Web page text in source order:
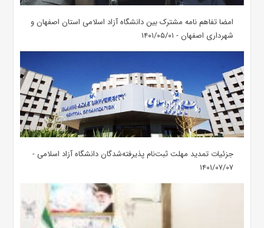
امضا تفاهم نامه مشترک بین دانشگاه آزاد اسلامی استان اصفهان و
شهرداری اصفهان - ۱۴۰۱/۰۵/۰۱
جزئیات تمدید مهلت ثبت‌نام پذیرفته‌شدگان دانشگاه آزاد اسلامی -
۱۴۰۱/۰۷/۰۷